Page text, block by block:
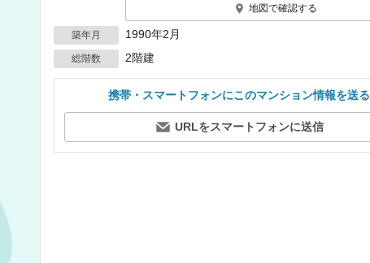
地図で確認する
築年月 1990年2月
総階数 2階建
携帯・スマートフォンにこのマンション情報を送る
URLをスマートフォンに送信